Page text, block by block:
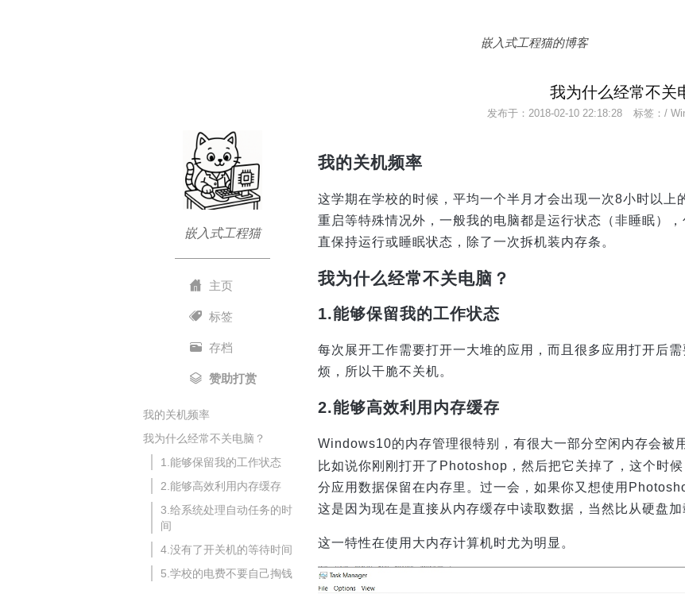
嵌入式工程猫的博客
嵌入式工程猫
主页
标签
存档
赞助打赏
我的关机频率
我为什么经常不关电脑？
1.能够保留我的工作状态
2.能够高效利用内存缓存
3.给系统处理自动任务的时
间
4.没有了开关机的等待时间
5.学校的电费不要自己掏钱
我为什么经常不关
发布于： 2018-02-10 22:18:28 标签：/
我的关机频率
这学期在学校的时候，平均一个半月才会出现一次8小时以上
重启等特殊情况外，一般我的电脑都是运行状态（非睡眠）
直保持运行或睡眠状态，除了一次拆机装内存条。
我为什么经常不关电脑？
1.能够保留我的工作状态
每次展开工作需要打开一大堆的应用，而且很多应用打开后
烦，所以干脆不关机。
2.能够高效利用内存缓存
Windows10的内存管理很特别，有很大一部分空闲内存会被
比如说你刚刚打开了Photoshop，然后把它关掉了，这个时
分应用数据保留在内存里。过一会，如果你又想使用
这是因为现在是直接从内存缓存中读取数据，当然比从硬盘加
这一特性在使用大内存计算机时尤为明显。